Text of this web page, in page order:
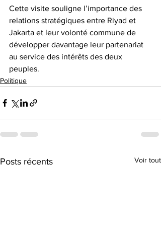
Cette visite souligne l’importance des
relations stratégiques entre Riyad et
Jakarta et leur volonté commune de
développer davantage leur partenariat
au service des intérêts des deux
peuples.
Politique
Posts récents Voir tout